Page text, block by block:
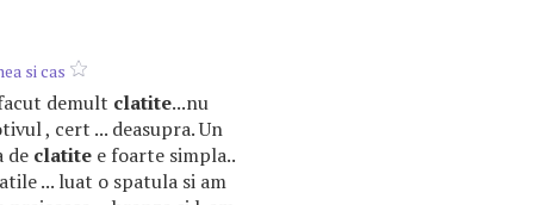
si cas
demult clatite...nu
, cert ... deasupra. Un
de clatite e foarte simpla..
... luat o spatula si am